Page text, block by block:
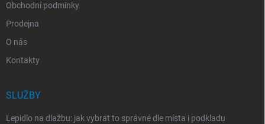
Obchodní podmínky
Prodejna
O nás
Kontakty
SLUŽBY
Lepidlo na dlažbu: jak vybrat to správné dle místa i podkladu